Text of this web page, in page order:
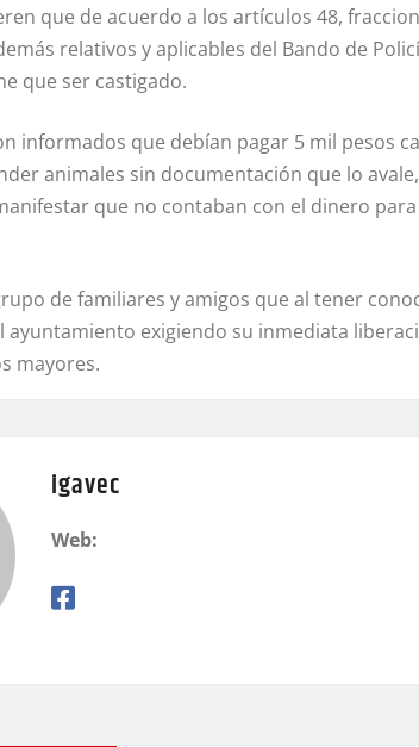
que de acuerdo a los artículos 48,
relativos y aplicables del Bando de
que ser castigado.
informados que debían pagar 5 mil pesos
animales sin documentación que lo
que no contaban con el dinero
de familiares y amigos que al tener
ayuntamiento exigiendo su inmediata
mayores.
igavec
Web: